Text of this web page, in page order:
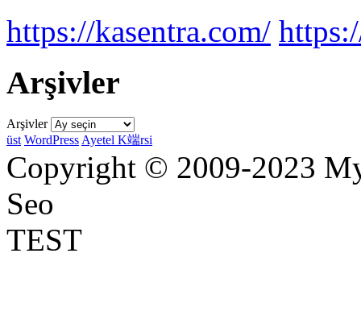
https://kasentra.com/
Arşivler
Arşivler
üst WordPress Ayetel K端rsi
Copyright © 2009-2023
Seo
TEST